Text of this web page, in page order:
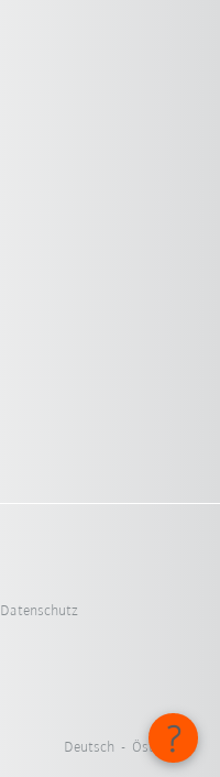
Datenschutz
Deutsch - Österreich